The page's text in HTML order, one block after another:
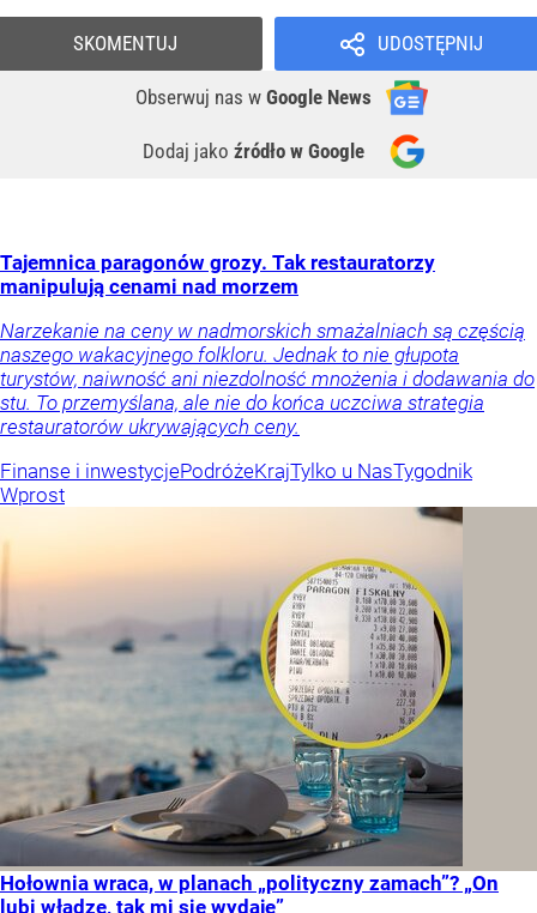
UDOSTĘPNIJ
Obserwuj nas w Google News
Dodaj jako źródło w Google
SKOMENTUJ
Tajemnica paragonów grozy. Tak restauratorzy
manipulują cenami nad morzem
Narzekanie na ceny w nadmorskich smażalniach są częścią
naszego wakacyjnego folkloru. Jednak to nie głupota
turystów, naiwność ani niezdolność mnożenia i dodawania do
stu. To przemyślana, ale nie do końca uczciwa strategia
restauratorów ukrywających ceny.
Finanse i inwestycjePodróżeKrajTylko u NasTygodnik
Wprost
Hołownia wraca, w planach „polityczny zamach”? „On
lubi władzę, tak mi się wydaje”